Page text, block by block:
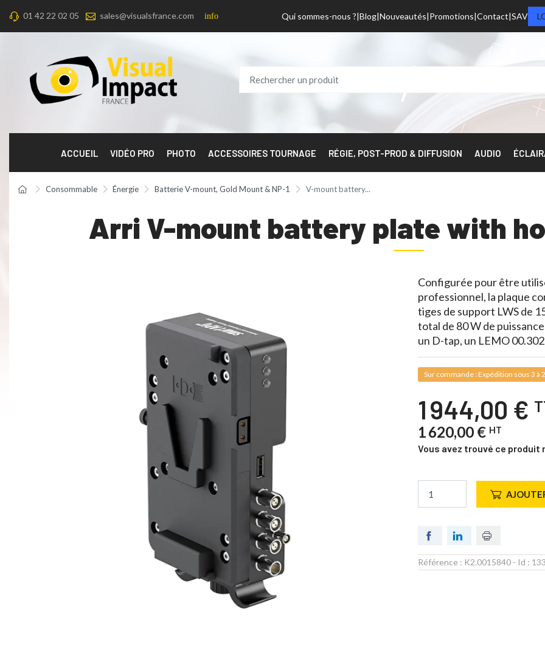
01 42 22 02 05 sales@visualsfrance.com info Qui sommes-nous ? Blog Nouveautés Promotions Contact SAV
ACCUEIL VIDÉO PRO PHOTO ACCESSOIRES TOURNAGE RÉGIE, POST-PROD & DIFFUSION AUDIO
Consommable Énergie Batterie V-mount, Gold Mount & NP-1 V-mount battery...
Arri V-mount battery plate with
Configurée pour être
professionnel, la plaque
tiges de support LWS de
total de 80 W de
un D-tap, un LEMO
Sur commande : Expédition sous 3 à
1 944,00 €
1 620,00 € HT
Vous avez trouvé ce produit
Référence : K2.0015840 - Id :